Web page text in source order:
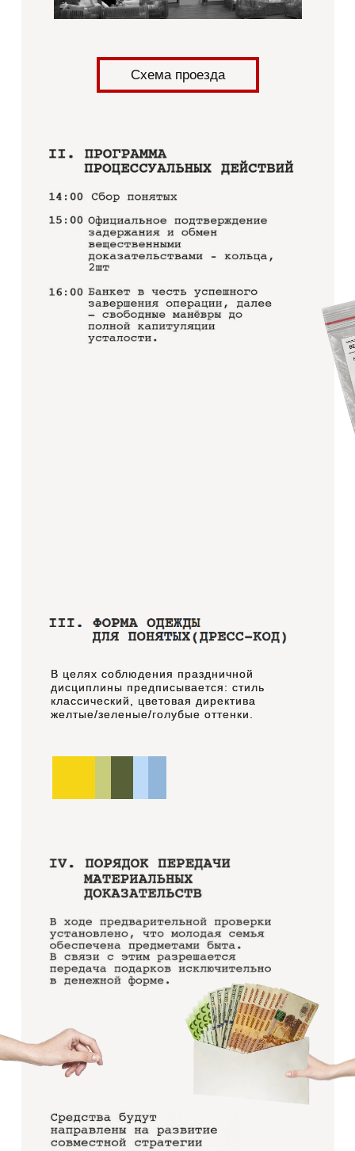
В целях соблюдения праздничной
дисциплины предписывается: стиль
классический, цветовая директива
желтые/зеленые/голубые оттенки.
В целях соблюдения праздничной
дисциплины предписывается: стиль
классический, цветовая директива
желтые/зеленые/голубые оттенки.
Схема проезда